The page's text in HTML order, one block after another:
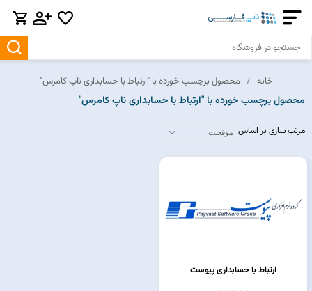
خانه محصول برچسب خورده با "ارتباط با حسابداری ناپ کامرس"
محصول برچسب خورده با "ارتباط با حسابداری ناپ کامرس"
مرتب سازی بر اساس
ارتباط با حسابداری پیوست